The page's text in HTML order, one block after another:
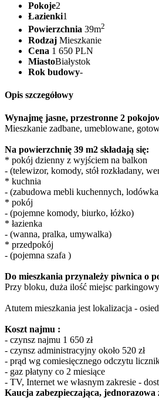
Pokoje2
Łazienki1
Powierzchnia 39m2
Rodzaj Mieszkanie
Cena 1 650 PLN
MiastoBiałystok
Rok budowy-
Opis szczegółowy
Wynajmę jasne, przestronne 2
Mieszkanie zadbane, umeblowane,
Na powierzchnię 39 m2 składają się:
* pokój dzienny z wyjściem na balkon
- (telewizor, komody, stół rozkładany,
* kuchnia
- (zabudowa mebli kuchennych,
* pokój
- (pojemne komody, biurko, łóżko)
* łazienka
- (wanna, pralka, umywalka)
* przedpokój
- (pojemna szafa )
Do mieszkania przynależy piwnica o
Przy bloku, duża ilość miejsc
Atutem mieszkania jest lokalizacja -
Koszt najmu :
- czynsz najmu 1 650 zł
- czynsz administracyjny około 520 zł
- prąd wg comiesięcznego odczytu
- gaz płatyny co 2 miesiące
- TV, Internet we własnym zakresie -
Kaucja zabezpieczająca, jednorazowa